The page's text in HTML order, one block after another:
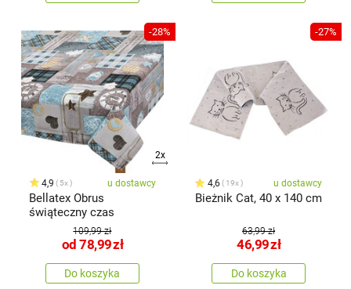
-28%
2x
4,9 5x u dostawcy
Bellatex Obrus
świąteczny czas
109,99 zł
od 78,99zł
Do koszyka
-27%
4,6 19x u dostawcy
Bieżnik Cat, 40 x 140 cm
63,99 zł
46,99zł
Do koszyka